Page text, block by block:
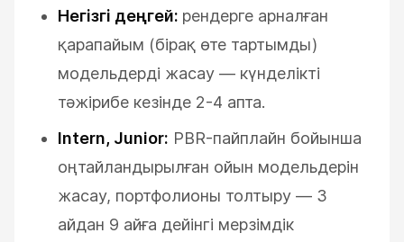
Негізгі деңгей: рендерге арналған
қарапайым (бірақ өте тартымды)
модельдерді жасау — күнделікті
тәжірибе кезінде 2-4 апта.
Intern, Junior: PBR-пайплайн бойынша
оңтайландырылған ойын модельдерін
жасау, портфолионы толтыру — 3
айдан 9 айға дейінгі мерзімдік